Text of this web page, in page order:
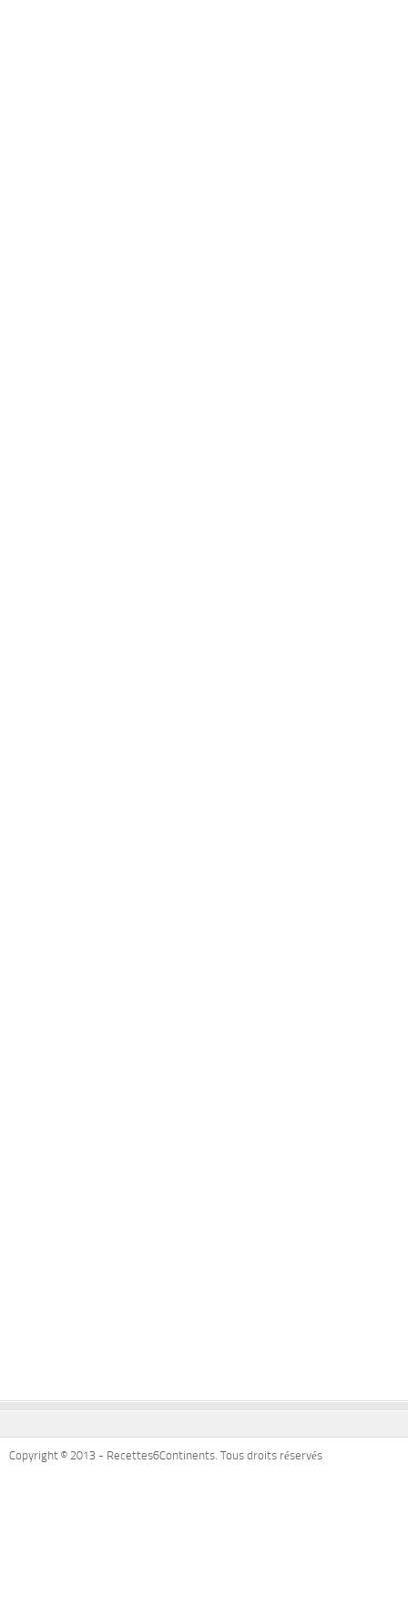
Copyright © 2013 - Recettes6Continents. Tous droits réservés